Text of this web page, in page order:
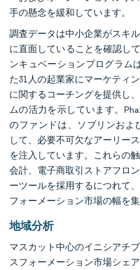
手の懸念を緩和しています。
調査データは中小企業がスキ
に直面していることを確認し
ンキュベーションプログラム
た31人の起業家にマーケティ
に関するコーチングを提供し
ムの活力を示しています。
のファンドは、ソブリンおよ
して、必要不可欠なアーリー
を注入しています。これらの
会計、電子商取引ストアフロ
ーツールを採用するにつれて
フォーメーション市場の幅を
地域分析
マスカット中心のイニシアチ
スフォーメーション市場シェ